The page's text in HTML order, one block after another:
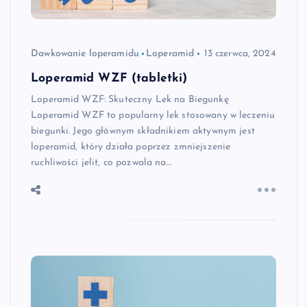
Dawkowanie loperamidu Loperamid 13 czerwca, 2024
Loperamid WZF (tabletki)
Loperamid WZF: Skuteczny Lek na Biegunkę
Loperamid WZF to popularny lek stosowany w leczeniu
biegunki. Jego głównym składnikiem aktywnym jest
loperamid, który działa poprzez zmniejszenie
ruchliwości jelit, co pozwala na…